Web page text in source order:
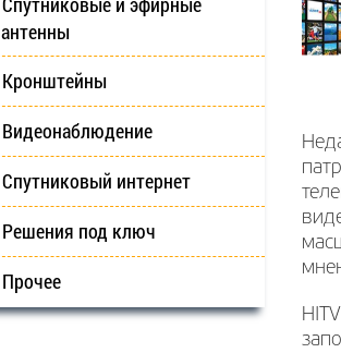
антенны
Кронштейны
Видеонаблюдение
Спутниковый интернет
Решения под ключ
Прочее